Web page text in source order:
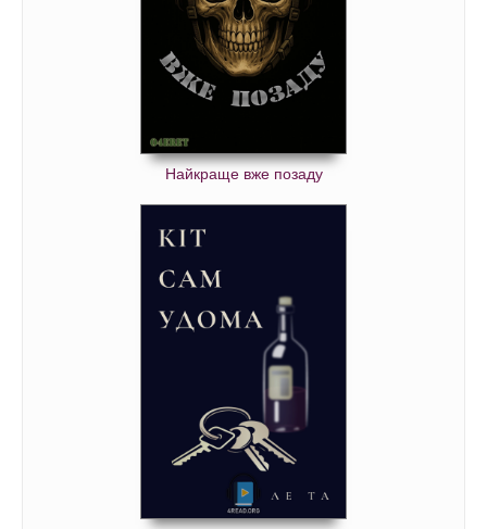
Найкраще вже позаду